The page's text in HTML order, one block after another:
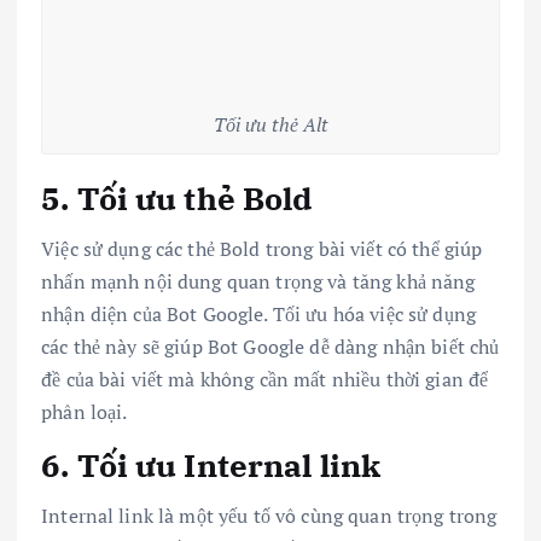
Tối ưu thẻ Alt
5. Tối ưu thẻ Bold
Việc sử dụng các thẻ Bold trong bài viết có thể giúp
nhấn mạnh nội dung quan trọng và tăng khả năng
nhận diện của Bot Google. Tối ưu hóa việc sử dụng
các thẻ này sẽ giúp Bot Google dễ dàng nhận biết chủ
đề của bài viết mà không cần mất nhiều thời gian để
phân loại.
6. Tối ưu Internal link
Internal link là một yếu tố vô cùng quan trọng trong